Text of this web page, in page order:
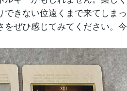
きない位遠くまで来てしまっ
ぜひ感じてみてください。今